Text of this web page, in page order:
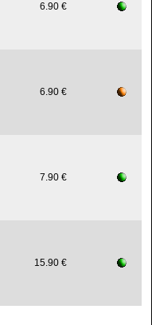
6.90 €
6.90 €
7.90 €
15.90 €